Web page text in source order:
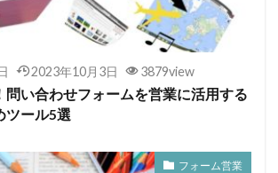
2023年10月3日 3879view
問い合わせフォームを営業に活用する
ツール5選
フォーム営業